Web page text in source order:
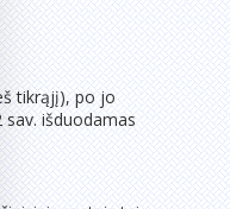
tikrąjį), po jo
išduodamas